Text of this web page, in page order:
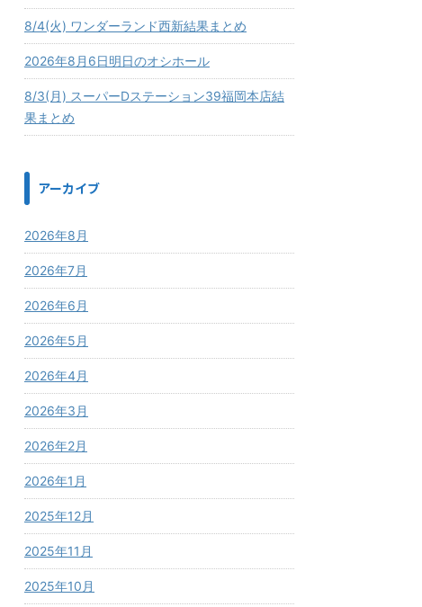
8/4(火) ワンダーランド西新結果まとめ
2026年8月6日明日のオシホール
8/3(月) スーパーDステーション39福岡本店結
果まとめ
アーカイブ
2026年8月
2026年7月
2026年6月
2026年5月
2026年4月
2026年3月
2026年2月
2026年1月
2025年12月
2025年11月
2025年10月